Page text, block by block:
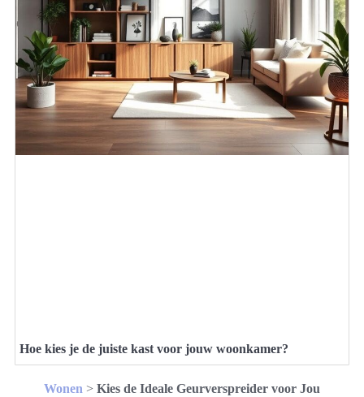
Hoe kies je de juiste kast voor jouw woonkamer?
Wonen > Kies de Ideale Geurverspreider voor Jou